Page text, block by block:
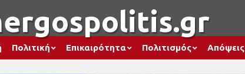
Πολιτική Επικαιρότητα Πολιτισμός Απόψεις